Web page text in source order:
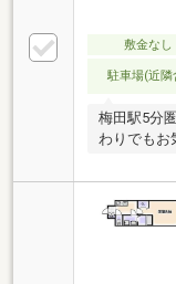
敷金なし
駐車場(近隣
梅田駅5分
わりでもお